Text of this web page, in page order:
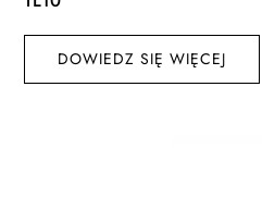
DOWIEDZ SIĘ WIĘCEJ